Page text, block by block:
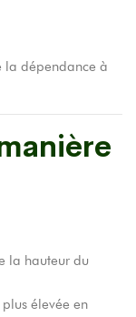
la dépendance à
la hauteur du
élevée en